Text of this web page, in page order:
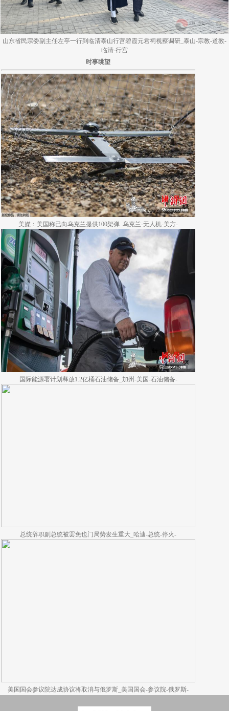
山东省民宗委副主任左亭一行到临清泰山行宫碧霞元君祠视察调研_泰山-宗教-道教-
临清-行宫
时事眺望
美媒：美国称已向乌克兰提供100架弹_乌克兰-无人机-美方-
国际能源署计划释放1.2亿桶石油储备_加州-美国-石油储备-
总统辞职副总统被罢免也门局势发生重大_哈迪-总统-停火-
美国国会参议院达成协议将取消与俄罗斯_美国国会-参议院-俄罗斯-